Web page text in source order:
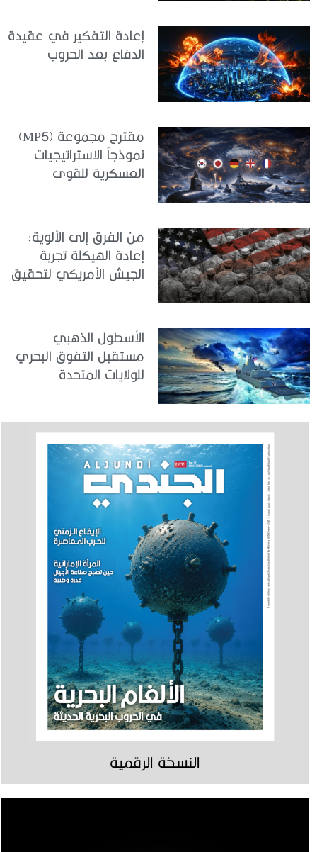
إعادة التفكير في عقيدة
الدفاع بعد الحروب
مقترح مجموعة (MP5)
نموذجاً الاستراتيجيات
العسكرية للقوى
من الفرق إلى الألوية:
إعادة الهيكلة تجربة
الجيش الأمريكي لتحقيق
الأسطول الذهبي
مستقبل التفوق البحري
للولايات المتحدة
النسخة الرقمية